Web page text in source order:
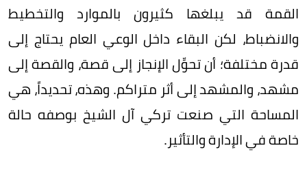
القمة قد يبلغها كثيرون بالموارد والتخطيط
والانضباط، لكن البقاء داخل الوعي العام يحتاج إلى
قدرة مختلفة؛ أن تحوِّل الإنجاز إلى قصة، والقصة إلى
مشهد، والمشهد إلى أثر متراكم. وهذه، تحديداً، هي
المساحة التي صنعت تركي آل الشيخ بوصفه حالة
خاصة في الإدارة والتأثير.